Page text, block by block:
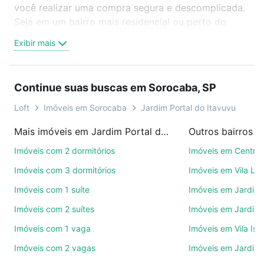
você realizar uma compra segura e descomplicada.
Seja em um bairro mais residencial ou perto do
oferta ideal de Imóveis com 3 banheiros à venda em
Jardim Portal do Itavuvu, Sorocaba, SP para
ou por videochamada, é grátis, sem compromisso e
você ainda conta com mais de 46 mil corretores e
de imóveis.
ruas, bairros e até condomínios favoritos. Você
também pode usar os filtros como quantidade de
quartos, suítes, com ou sem vaga de garagem para
comodidades, como piscina, academia, salão de
Exibir mais
Continue suas buscas em Sorocaba, SP
Loft Imóveis em Sorocaba Jardim Portal do Itavuvu
Mais imóveis em Jardim Portal do Itavuvu
Imóveis com 2 dormitórios
Imóveis com 3 dormitórios
Imóveis com 1 suíte
Imóveis com 2 suítes
Imóveis com 1 vaga
Imóveis com 2 vagas
Outros bairros
Imóveis em Centro
Imóveis em Vila
Imóveis em Jardim
Imóveis em Jardim
Imóveis em Vila
Imóveis em Jardim